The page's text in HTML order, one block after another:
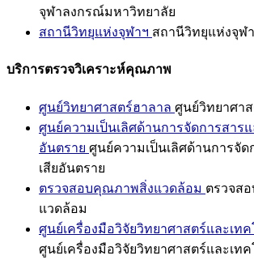
จุฬาลงกรณ์มหาวิทยาลัย
สถานีวิทยุแห่งจุฬาฯ สถานีวิทยุแห่งจุฬ
บริการตรวจวิเคราะห์คุณภาพ
ศูนย์วิทยาศาสตร์ฮาลาล ศูนย์วิทยาศา
ศูนย์ความเป็นเลิศด้านการจัดการสารแ
อันตราย ศูนย์ความเป็นเลิศด้านการจัด
เสียอันตราย
ตรวจสอบคุณภาพสิ่งแวดล้อม ตรวจส
แวดล้อม
ศูนย์เครื่องมือวิจัยวิทยาศาสตร์และเทค
ศูนย์เครื่องมือวิจัยวิทยาศาสตร์และเทค